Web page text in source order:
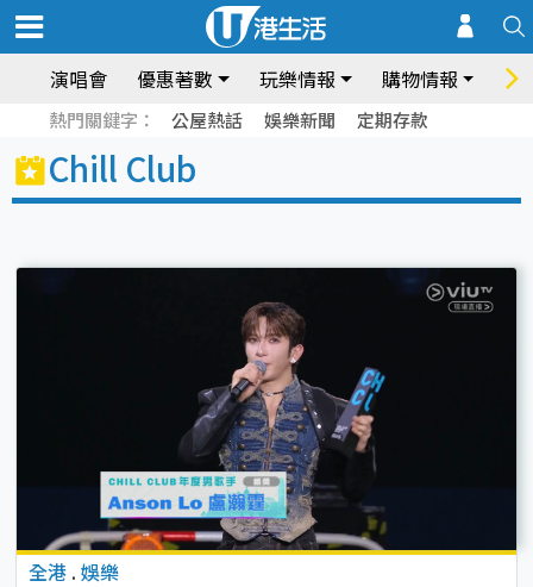
演唱會 優惠著數 玩樂情報 購物情報 飲
熱門關鍵字： 公屋熱話 娛樂新聞 定期存款
Chill Club
全港 . 娛樂